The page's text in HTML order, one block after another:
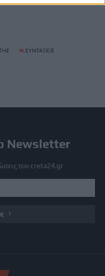
# ΣΥΝΤΑΞΕΙΣ
Newsletter
του creta24.gr